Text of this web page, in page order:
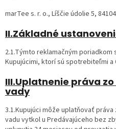
marTee s. r. o., Líščie údolie 5,
II.Základné
2.1.Týmto reklamačným
Kupujúcimi, ktorí sú spotrebiteľmi a
III.Uplatnenie práva
vady
3.1.Kupujúci môže uplatňovať
vadu vytkol u Predávajúceho bez